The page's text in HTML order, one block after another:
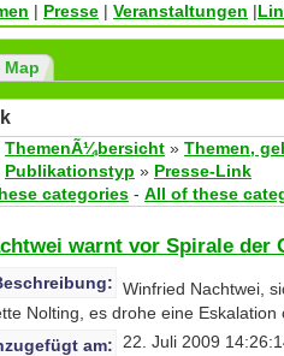
| Presse | Veranstaltungen |
Map
ThemenÃ¼bersicht » Themen,
Publikationstyp » Presse-Link
categories - All of these
warnt vor Spirale der
Winfried Nachtwei,
Nolting, es drohe eine Eskalation
am:
22. Juli 2009